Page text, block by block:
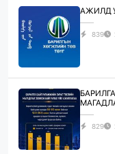
АЖИЛД
839
829